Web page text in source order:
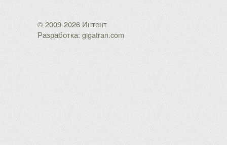
© 2009-2026 Интент
Разработка: gigatran.com